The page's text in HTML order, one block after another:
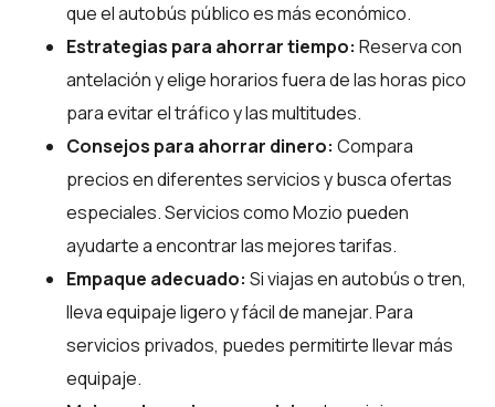
que el autobús público es más económico.
Estrategias para ahorrar tiempo: Reserva con
antelación y elige horarios fuera de las horas pico
para evitar el tráfico y las multitudes.
Consejos para ahorrar dinero: Compara
precios en diferentes servicios y busca ofertas
especiales. Servicios como Mozio pueden
ayudarte a encontrar las mejores tarifas.
Empaque adecuado: Si viajas en autobús o tren,
lleva equipaje ligero y fácil de manejar. Para
servicios privados, puedes permitirte llevar más
equipaje.